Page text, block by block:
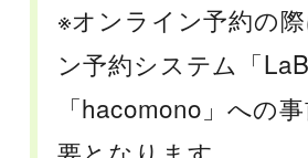
※オンライン予約の
ン予約システム「
「hacomono」への